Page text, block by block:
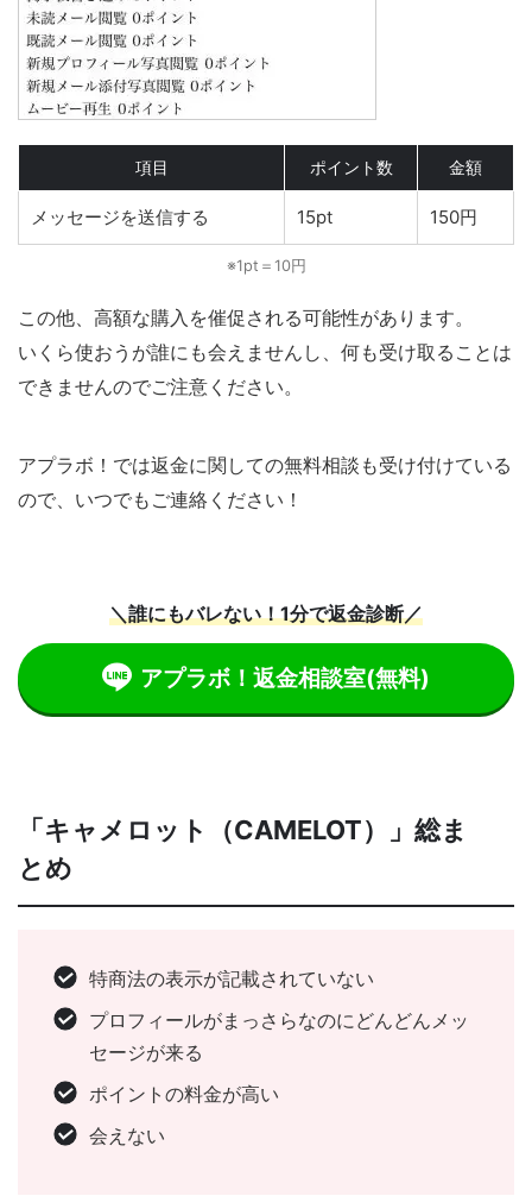
項目 ポイント数 金額
メッセージを送信する 15pt 150円
※1pt＝10円
この他、高額な購入を催促される可能性があります。
いくら使おうが誰にも会えませんし、何も受け取ることは
できませんのでご注意ください。
アプラボ！では返金に関しての無料相談も受け付けている
ので、いつでもご連絡ください！
＼誰にもバレない！1分で返金診断／
アプラボ！返金相談室(無料)
「キャメロット（CAMELOT）」総ま
とめ
特商法の表示が記載されていない
プロフィールがまっさらなのにどんどんメッ
セージが来る
ポイントの料金が高い
会えない